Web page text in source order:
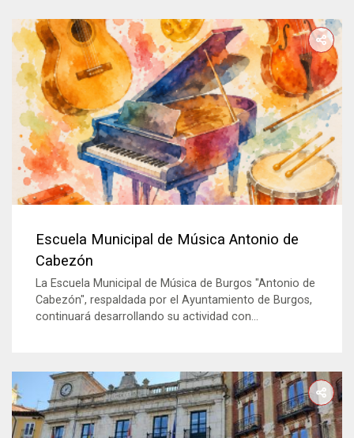
Escuela Municipal de Música Antonio de
Cabezón
La Escuela Municipal de Música de Burgos "Antonio de
Cabezón", respaldada por el Ayuntamiento de Burgos,
continuará desarrollando su actividad con...